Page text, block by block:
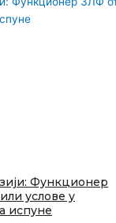
Функционер
услове у
испуне